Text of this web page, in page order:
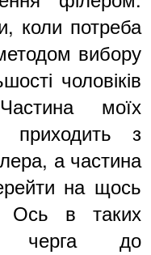
коли потреба
вибору
чоловіків
моїх
приходить з
а частина
на щось
Ось в таких
черга до